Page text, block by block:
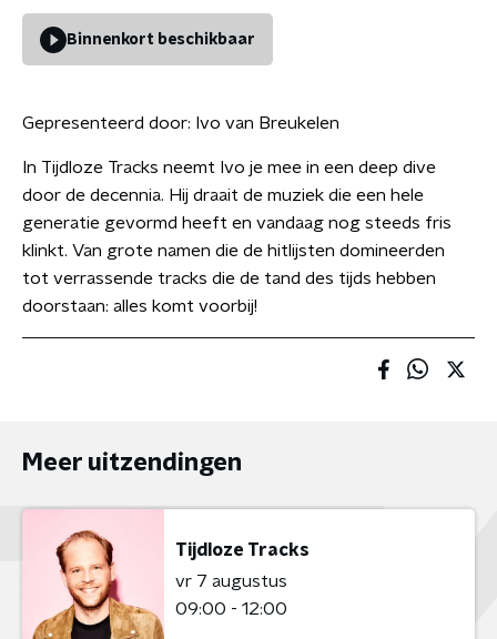
Binnenkort beschikbaar
Gepresenteerd door: Ivo van Breukelen
In Tijdloze Tracks neemt Ivo je mee in een deep dive
door de decennia. Hij draait de muziek die een hele
generatie gevormd heeft en vandaag nog steeds fris
klinkt. Van grote namen die de hitlijsten domineerden
tot verrassende tracks die de tand des tijds hebben
doorstaan: alles komt voorbij!
Meer uitzendingen
Tijdloze Tracks
vr 7 augustus
09:00 - 12:00